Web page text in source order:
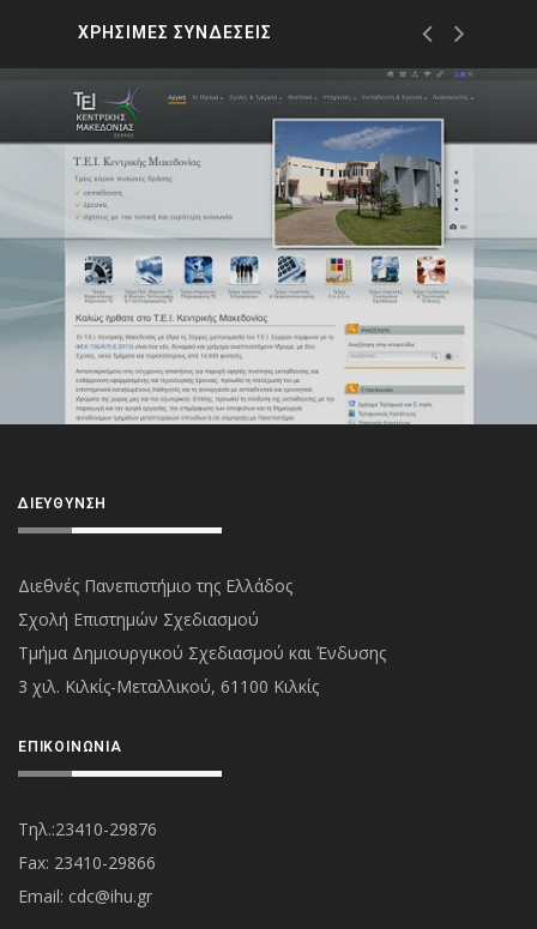
ΧΡΗΣΙΜΕΣ ΣΥΝΔΕΣΕΙΣ
ΔΙΕΎΘΥΝΣΗ
Διεθνές Πανεπιστήμιο της Ελλάδος
Σχολή Επιστημών Σχεδιασμού
Τμήμα Δημιουργικού Σχεδιασμού και Ένδυσης
3 χιλ. Κιλκίς-Μεταλλικού, 61100 Κιλκίς
ΕΠΙΚΟΙΝΩΝΊΑ
Τηλ.:23410-29876
Fax: 23410-29866
Εmail: cdc@ihu.gr